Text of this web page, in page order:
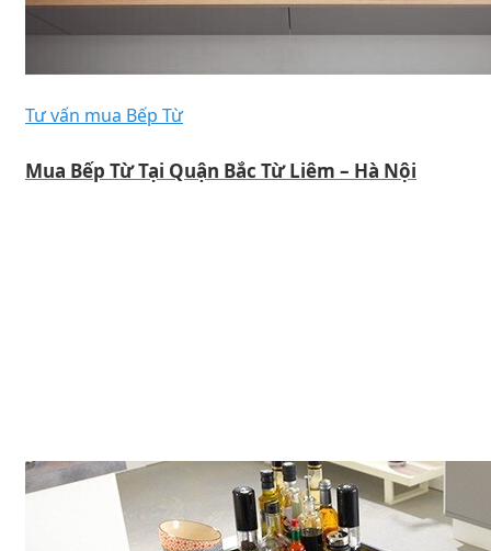
Tư vấn mua Bếp Từ
Mua Bếp Từ Tại Quận Bắc Từ Liêm – Hà Nội